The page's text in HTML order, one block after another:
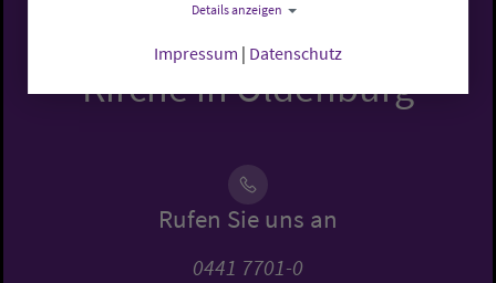
Evangelisch-Lutherische
Kirche in Oldenburg
Rufen Sie uns an
0441 7701-0
Details anzeigen
Impressum | Datenschutz